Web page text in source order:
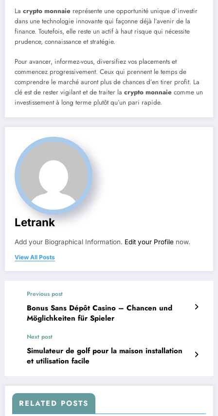
La crypto monnaie représente une opportunité unique d’investir
dans une technologie innovante qui façonne déjà l’avenir de la
finance. Toutefois, elle reste un actif à haut risque qui nécessite
prudence, connaissance et stratégie.
Pour avancer, informez-vous, diversifiez vos placements et
commencez progressivement. Ceux qui prennent le temps de
comprendre le marché auront plus de chances d’en tirer profit. La
clé est de rester vigilant et de traiter la crypto monnaie comme un
investissement à long terme plutôt qu’un pari rapide.
Letrank
Add your Biographical Information. Edit your Profile now.
View All Posts
Previous post
Bonus Sans Dépôt Casino – Chancen und
Möglichkeiten für Spieler
Next post
Simulateur de golf pour la maison installation
et utilisation facile
RELATED POSTS